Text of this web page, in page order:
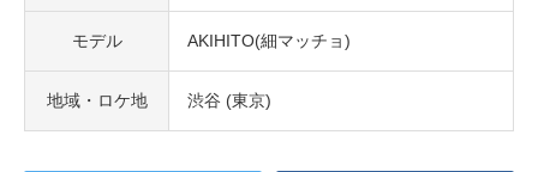
モデル AKIHITO(細マッチョ)
地域・ロケ地 渋谷 (東京)